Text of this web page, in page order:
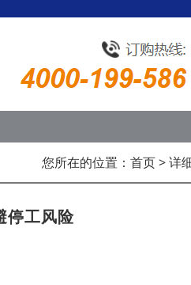
您所在的位置： 首页> 详
停工风险